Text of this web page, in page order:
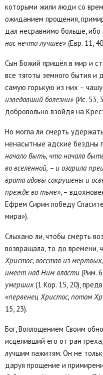
которыми жили люди со
ожиданием прощения,
дал несравнимо больше, ибо
нас нечто лучшее» (Евр. 11,
Сын Божий пришёл в мир и
все тяготы земного бытия и
самую горькую из них –
изведавший болезни» (Ис. 53,
добровольно взойдя на
Но могла ли смерть
ненасытные адские бездны
начало быть, что начало
во вселенной, – и озарила
врата адовы сокрушены и
прежде во тьме» , –
Ефрем Сирин победу
мира»).
Слыхано ли, чтобы смерть
возвращала, то до времени,
Христос, восстав из
имеет над Ним власти (Рим.
умерших(1 Кор. 15, 20),
«первенец Христос, потом
15, 23).
Бог, Воплощением Своим
исцеливший его от ран
лучшим пажитям. Он не
даруя прощение и